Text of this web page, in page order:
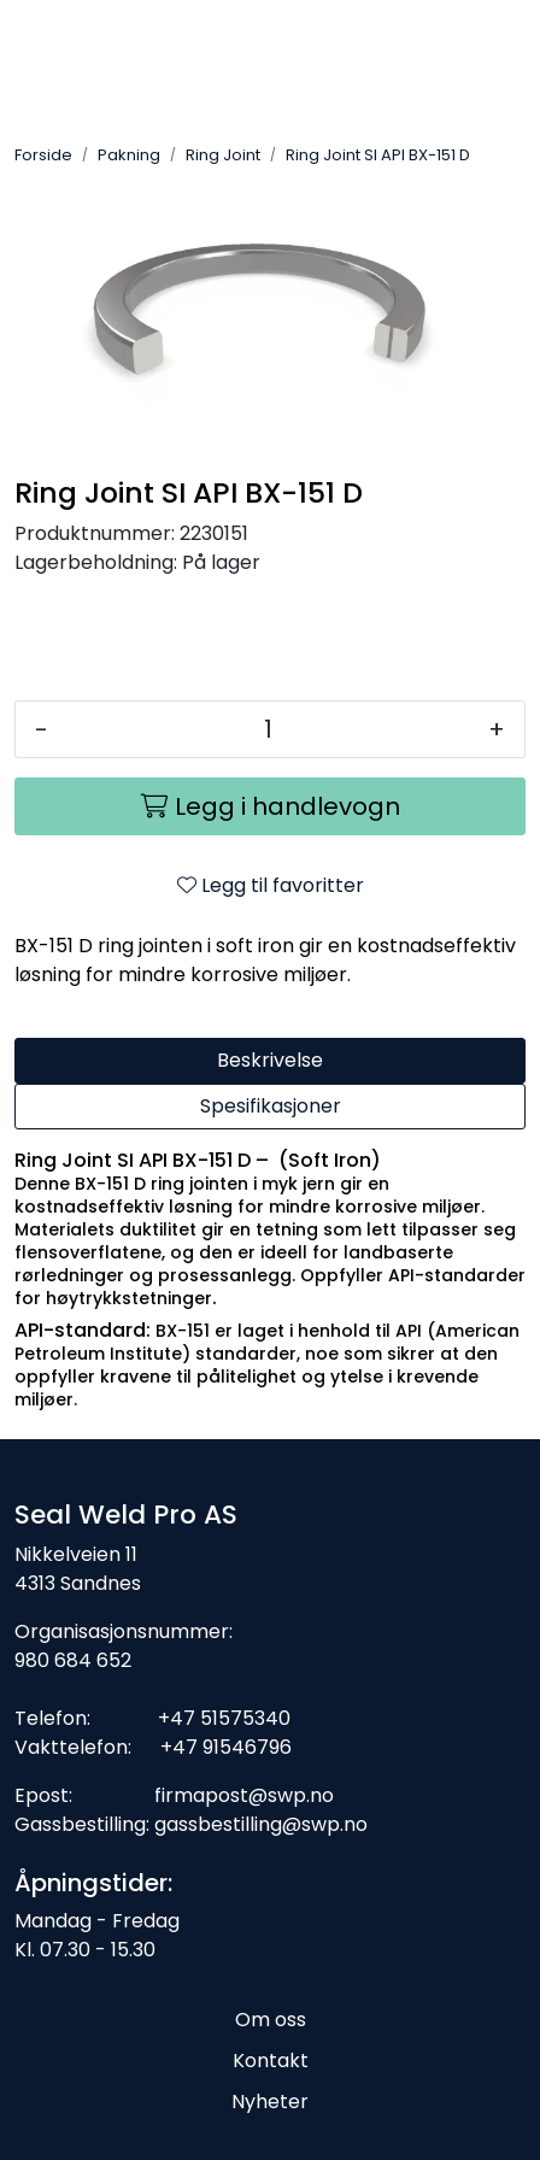
Forside Pakning Ring Joint Ring Joint SI API BX-151 D
Ring Joint SI API BX-151 D
Produktnummer: 2230151
Lagerbeholdning: På lager
- +
Legg i handlevogn
Legg til favoritter
BX-151 D ring jointen i soft iron gir en kostnadseffektiv
løsning for mindre korrosive miljøer.
Beskrivelse
Spesifikasjoner
Ring Joint SI API BX-151 D – (Soft Iron)
Denne BX-151 D ring jointen i myk jern gir en
kostnadseffektiv løsning for mindre korrosive miljøer.
Materialets duktilitet gir en tetning som lett tilpasser seg
flensoverflatene, og den er ideell for landbaserte
rørledninger og prosessanlegg. Oppfyller API-standarder
for høytrykkstetninger.
API-standard: BX-151 er laget i henhold til API (American
Petroleum Institute) standarder, noe som sikrer at den
oppfyller kravene til pålitelighet og ytelse i krevende
miljøer.
Seal Weld Pro AS
Nikkelveien 11
4313 Sandnes
Organisasjonsnummer:
980 684 652
Telefon: +47 51575340
Vakttelefon: +47 91546796
Epost: firmapost@swp.no
Gassbestilling: gassbestilling@swp.no
Åpningstider:
Mandag - Fredag
Kl. 07.30 - 15.30
Om oss
Kontakt
Nyheter
Pakning
Automasjon
Slitasjeteknikk
Industriprodukter